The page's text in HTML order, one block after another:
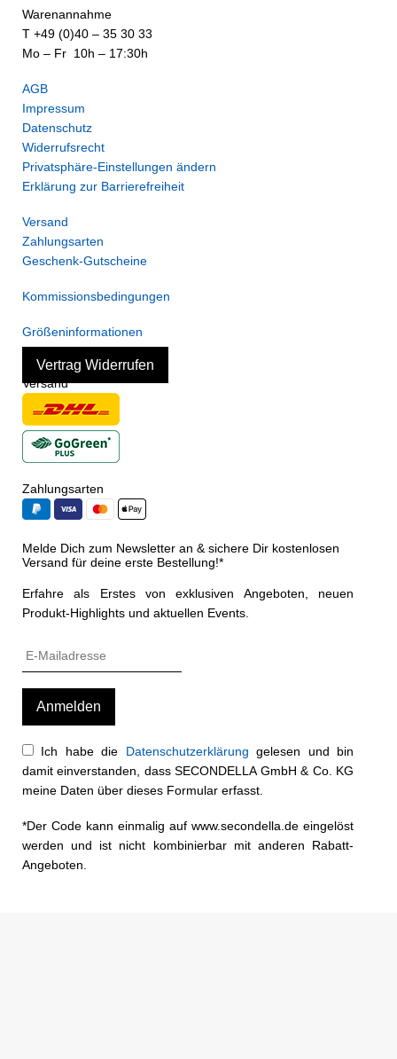
Warenannahme
T +49 (0)40 – 35 30 33
Mo – Fr 10h – 17:30h
AGB
Impressum
Datenschutz
Widerrufsrecht
Privatsphäre-Einstellungen ändern
Erklärung zur Barrierefreiheit
Versand
Zahlungsarten
Geschenk-Gutscheine
Kommissionsbedingungen
Größeninformationen
Vertrag Widerrufen
Versand
Zahlungsarten
Melde Dich zum Newsletter an & sichere Dir kostenlosen
Versand für deine erste Bestellung!*
Erfahre als Erstes von exklusiven Angeboten, neuen
Produkt-Highlights und aktuellen Events.
Ich habe die Datenschutzerklärung gelesen und bin
damit einverstanden, dass SECONDELLA GmbH & Co. KG
meine Daten über dieses Formular erfasst.
*Der Code kann einmalig auf www.secondella.de eingelöst
werden und ist nicht kombinierbar mit anderen Rabatt-
Angeboten.